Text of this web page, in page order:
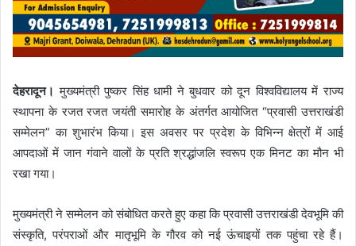
देहरादून। मुख्यमंत्री पुष्कर सिंह धामी ने बुधवार को दून विश्वविद्यालय में राज्य
स्थापना के रजत रजत जयंती समारोह के अंतर्गत आयोजित “प्रवासी उत्तराखंडी
सम्मेलन” का शुभारंभ किया। इस अवसर पर प्रदेश के विभिन्न क्षेत्रों में आई
आपदाओं में जान गंवाने वालों के प्रति श्रद्धांजलि स्वरूप एक मिनट का मौन भी
रखा गया।
मुख्यमंत्री ने सम्मेलन को संबोधित करते हुए कहा कि प्रवासी उत्तराखंडी देवभूमि की
संस्कृति, परंपराओं और मातृभूमि के गौरव को नई ऊंचाइयों तक पहुंचा रहे हैं।